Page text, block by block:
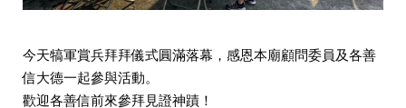
今天犒軍賞兵拜拜儀式圓滿落幕，感恩本廟顧問委員及各善
信大德一起參與活動。
歡迎各善信前來參拜見證神蹟！